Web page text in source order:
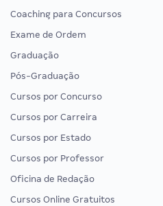
Coaching para Concursos
Exame de Ordem
Graduação
Pós-Graduação
Cursos por Concurso
Cursos por Carreira
Cursos por Estado
Cursos por Professor
Oficina de Redação
Cursos Online Gratuitos